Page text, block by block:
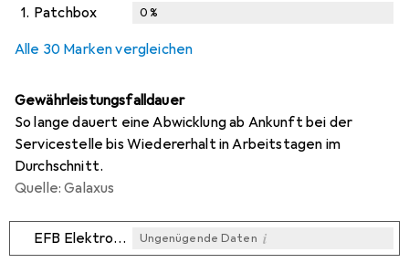
1. Patchbox 0%
Alle 30 Marken vergleichen
Gewährleistungsfalldauer
So lange dauert eine Abwicklung ab Ankunft bei der
Servicestelle bis Wiedererhalt in Arbeitstagen im
Durchschnitt.
Quelle: Galaxus
EFB Elektronik Ungenügende Daten i